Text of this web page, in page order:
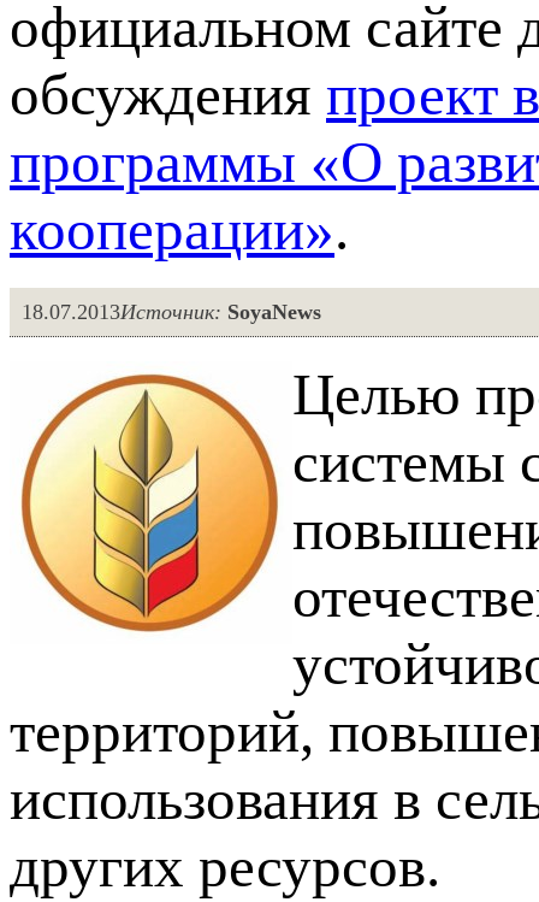
официальном сайте
обсуждения проект
программы «О
кооперации».
18.07.2013Источник: SoyaNews
Целью
системы
территорий,
использования в
других ресурсов.